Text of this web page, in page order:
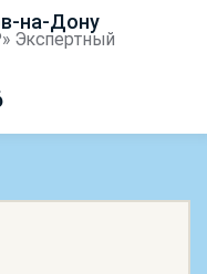
на-Дону